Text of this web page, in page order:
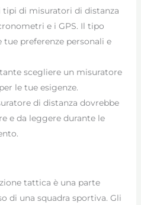
tipi di misuratori di distanza
e i GPS. Il tipo
tue preferenze personali e
scegliere un misuratore
le tue esigenze.
di distanza dovrebbe
e da leggere durante le
tattica è una parte
di una squadra sportiva. Gli